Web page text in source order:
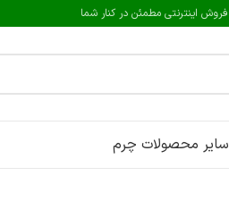
سایر محصولات چرم